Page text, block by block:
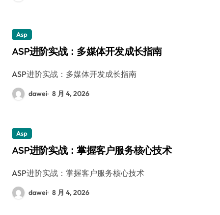
Asp
ASP进阶实战：多媒体开发成长指南
ASP进阶实战：多媒体开发成长指南
dawei 8 月 4, 2026
Asp
ASP进阶实战：掌握客户服务核心技术
ASP进阶实战：掌握客户服务核心技术
dawei 8 月 4, 2026